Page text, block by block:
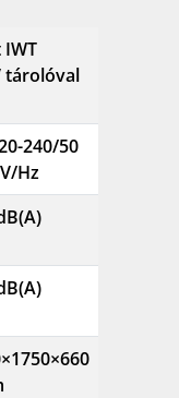
tárolóval
240/50
Hz